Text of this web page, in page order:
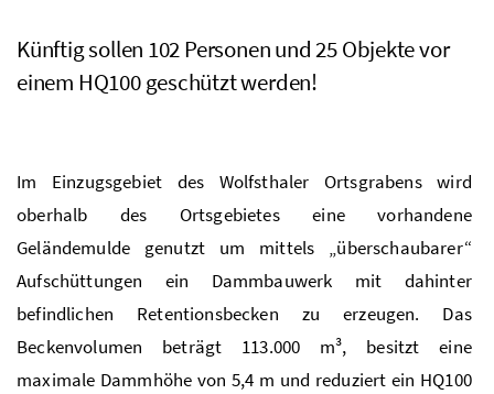
Künftig sollen 102 Personen und 25 Objekte vor
einem HQ100 geschützt werden!
Im Einzugsgebiet des Wolfsthaler Ortsgrabens wird
oberhalb des Ortsgebietes eine vorhandene
Geländemulde genutzt um mittels „überschaubarer“
Aufschüttungen ein Dammbauwerk mit dahinter
befindlichen Retentionsbecken zu erzeugen. Das
Beckenvolumen beträgt 113.000 m³, besitzt eine
maximale Dammhöhe von 5,4 m und reduziert ein HQ100